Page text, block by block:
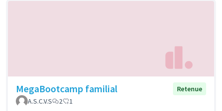
MegaBootcamp familial
Retenue
A.S.C.V.S
2 1